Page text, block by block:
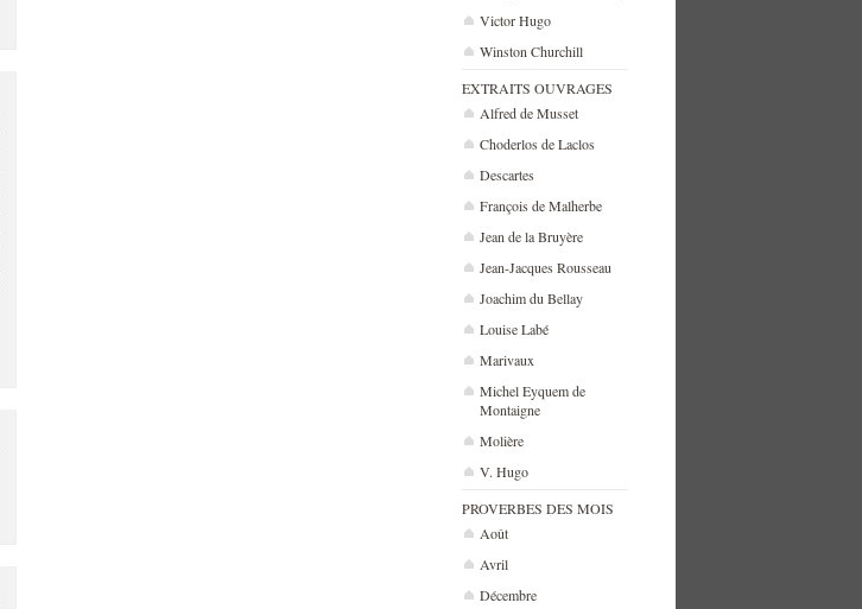
Victor Hugo
Winston Churchill
EXTRAITS OUVRAGES
Alfred de Musset
Choderlos de Laclos
Descartes
François de Malherbe
Jean de la Bruyère
Jean-Jacques Rousseau
Joachim du Bellay
Louise Labé
Marivaux
Michel Eyquem de
Montaigne
Molière
V. Hugo
PROVERBES DES MOIS
Août
Avril
Décembre